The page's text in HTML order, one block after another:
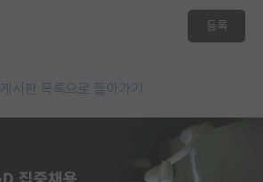
등록
게시판 목록으로 돌아가기